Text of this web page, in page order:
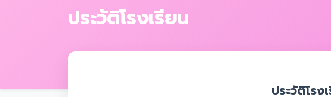
ประวัติโรงเรียน
ประวัติโร